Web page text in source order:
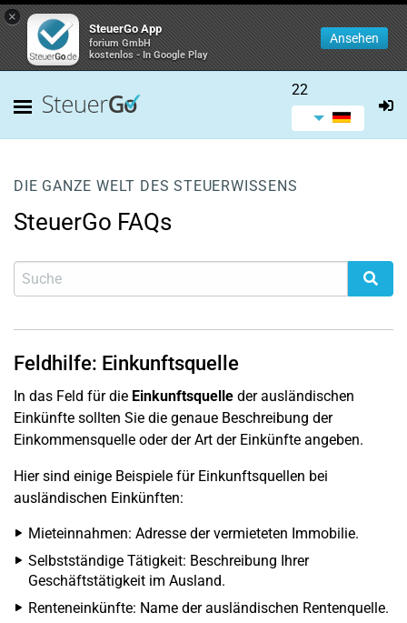
×
SteuerGo App
forium GmbH
kostenlos - In Google Play
Ansehen
22
DIE GANZE WELT DES STEUERWISSENS
SteuerGo FAQs
Feldhilfe: Einkunftsquelle
In das Feld für die Einkunftsquelle der ausländischen
Einkünfte sollten Sie die genaue Beschreibung der
Einkommensquelle oder der Art der Einkünfte angeben.
Hier sind einige Beispiele für Einkunftsquellen bei
ausländischen Einkünften:
Mieteinnahmen: Adresse der vermieteten Immobilie.
Selbstständige Tätigkeit: Beschreibung Ihrer
Geschäftstätigkeit im Ausland.
Renteneinkünfte: Name der ausländischen Rentenquelle.